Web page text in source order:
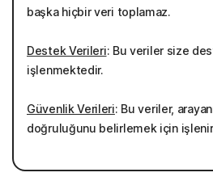
başka hiçbir veri toplamaz.
Destek Verileri: Bu veriler size
işlenmektedir.
Güvenlik Verileri: Bu veriler,
doğruluğunu belirlemek için